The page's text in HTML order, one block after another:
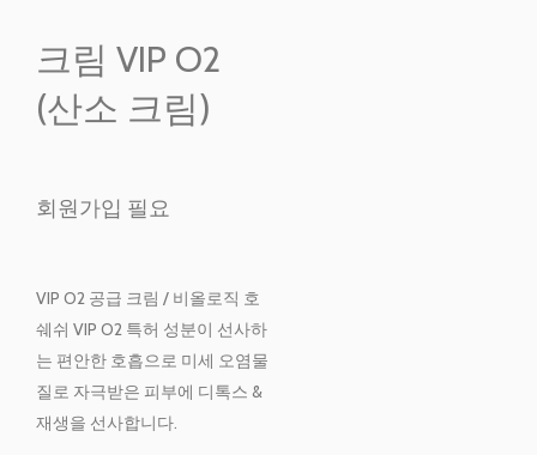
크림 VIP O2
(산소 크림)
회원가입 필요
VIP O2 공급 크림 / 비올로직 호
쉐쉬 VIP O2 특허 성분이 선사하
는 편안한 호흡으로 미세 오염물
질로 자극받은 피부에 디톡스 &
재생을 선사합니다.